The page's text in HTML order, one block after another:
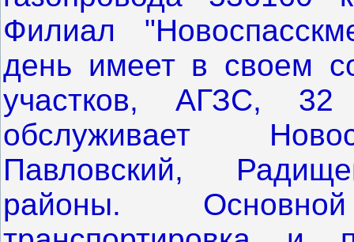
Филиал
день имеет в своем
участков, АГЗС, 32
обслуживает
Павловский,
районы.